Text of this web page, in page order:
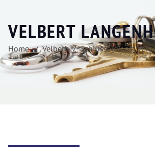
VELBERT
Home Velbert Schlüsseldienst